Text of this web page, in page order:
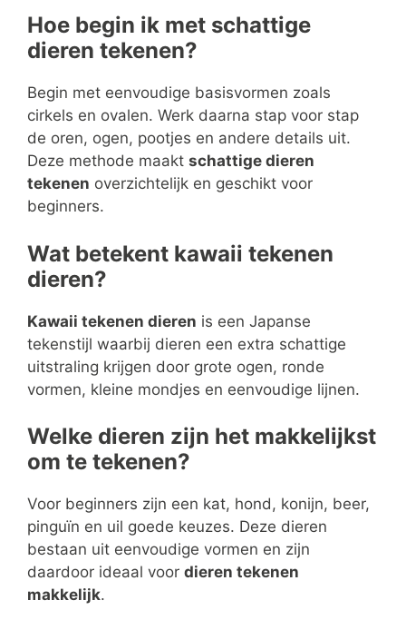
Hoe begin ik met schattige
dieren tekenen?
Begin met eenvoudige basisvormen zoals
cirkels en ovalen. Werk daarna stap voor stap
de oren, ogen, pootjes en andere details uit.
Deze methode maakt schattige dieren
tekenen overzichtelijk en geschikt voor
beginners.
Wat betekent kawaii tekenen
dieren?
Kawaii tekenen dieren is een Japanse
tekenstijl waarbij dieren een extra schattige
uitstraling krijgen door grote ogen, ronde
vormen, kleine mondjes en eenvoudige lijnen.
Welke dieren zijn het makkelijkst
om te tekenen?
Voor beginners zijn een kat, hond, konijn, beer,
pinguïn en uil goede keuzes. Deze dieren
bestaan uit eenvoudige vormen en zijn
daardoor ideaal voor dieren tekenen
makkelijk.